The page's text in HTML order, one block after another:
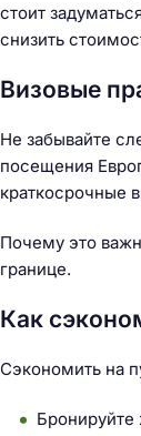
стоит
снизить
Визовые
Не забывайте
посещения
краткосрочные
Почему это
границе.
Как
Сэкономить на